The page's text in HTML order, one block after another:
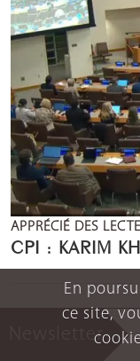
En
ce site,
APPRÉCIÉ DES
CPI : KARIM
INTERNATIONAL
Newsletter